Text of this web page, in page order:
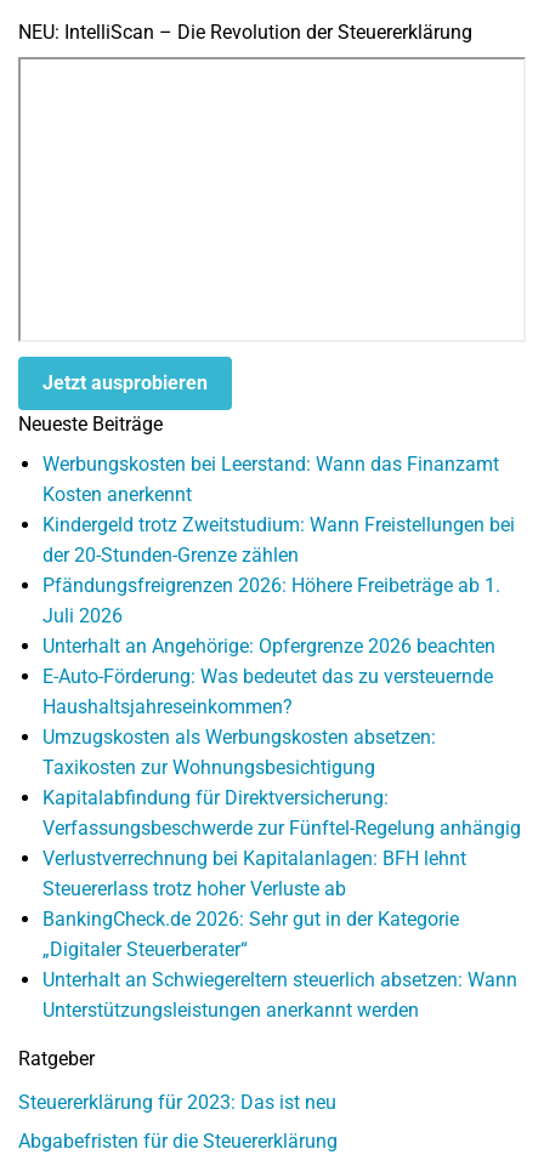
NEU: IntelliScan – Die Revolution der Steuererklärung
Jetzt ausprobieren
Neueste Beiträge
Werbungskosten bei Leerstand: Wann das Finanzamt
Kosten anerkennt
Kindergeld trotz Zweitstudium: Wann Freistellungen bei
der 20-Stunden-Grenze zählen
Pfändungsfreigrenzen 2026: Höhere Freibeträge ab 1.
Juli 2026
Unterhalt an Angehörige: Opfergrenze 2026 beachten
E-Auto-Förderung: Was bedeutet das zu versteuernde
Haushaltsjahreseinkommen?
Umzugskosten als Werbungskosten absetzen:
Taxikosten zur Wohnungsbesichtigung
Kapitalabfindung für Direktversicherung:
Verfassungsbeschwerde zur Fünftel-Regelung anhängig
Verlustverrechnung bei Kapitalanlagen: BFH lehnt
Steuererlass trotz hoher Verluste ab
BankingCheck.de 2026: Sehr gut in der Kategorie
„Digitaler Steuerberater“
Unterhalt an Schwiegereltern steuerlich absetzen: Wann
Unterstützungsleistungen anerkannt werden
Ratgeber
Steuererklärung für 2023: Das ist neu
Abgabefristen für die Steuererklärung